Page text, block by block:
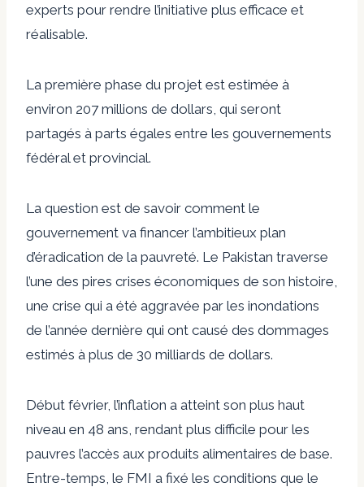
experts pour rendre l’initiative plus efficace et
réalisable.
La première phase du projet est estimée à
environ 207 millions de dollars, qui seront
partagés à parts égales entre les gouvernements
fédéral et provincial.
La question est de savoir comment le
gouvernement va financer l’ambitieux plan
d’éradication de la pauvreté. Le Pakistan traverse
l’une des pires crises économiques de son histoire,
une crise qui a été aggravée par les inondations
de l’année dernière qui ont causé des dommages
estimés à plus de 30 milliards de dollars.
Début février, l’inflation a atteint son plus haut
niveau en 48 ans, rendant plus difficile pour les
pauvres l’accès aux produits alimentaires de base.
Entre-temps, le FMI a fixé les conditions que le